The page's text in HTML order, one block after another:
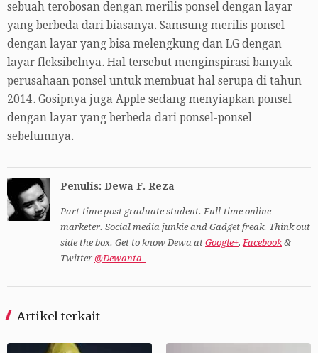
sebuah terobosan dengan merilis ponsel dengan layar
yang berbeda dari biasanya. Samsung merilis ponsel
dengan layar yang bisa melengkung dan LG dengan
layar fleksibelnya. Hal tersebut menginspirasi banyak
perusahaan ponsel untuk membuat hal serupa di tahun
2014. Gosipnya juga Apple sedang menyiapkan ponsel
dengan layar yang berbeda dari ponsel-ponsel
sebelumnya.
Penulis: Dewa F. Reza
Part-time post graduate student. Full-time online
marketer. Social media junkie and Gadget freak. Think out
side the box. Get to know Dewa at Google+,Facebook&
Twitter @Dewanta_
Artikel terkait